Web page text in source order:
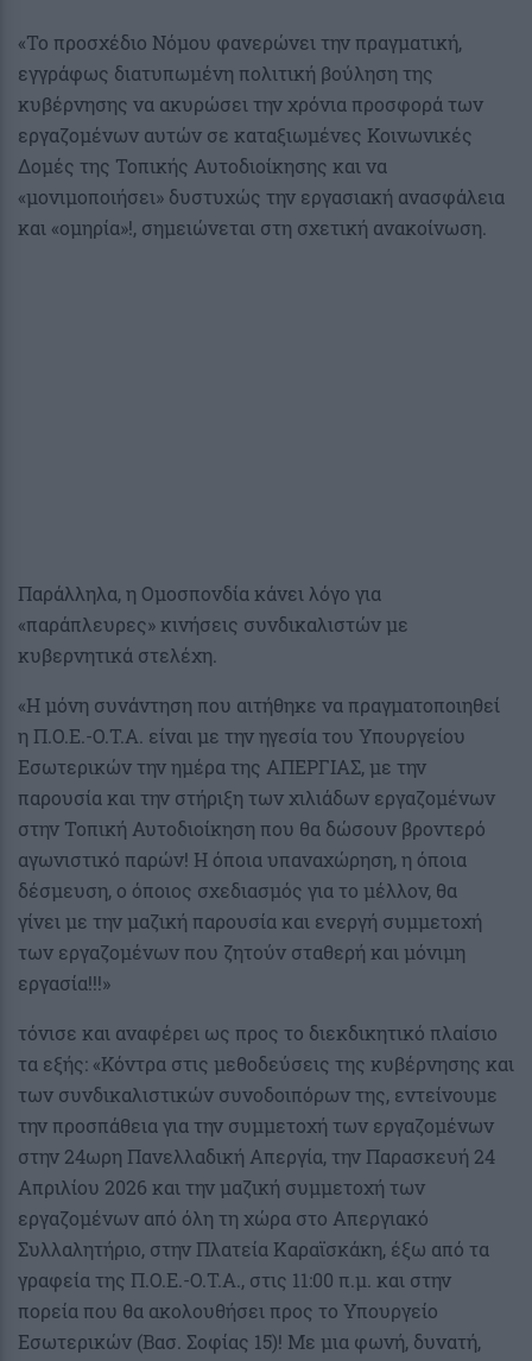
«Το προσχέδιο Νόμου φανερώνει την πραγματική,
εγγράφως διατυπωμένη πολιτική βούληση της
κυβέρνησης να ακυρώσει την χρόνια προσφορά των
εργαζομένων αυτών σε καταξιωμένες Κοινωνικές
Δομές της Τοπικής Αυτοδιοίκησης και να
«μονιμοποιήσει» δυστυχώς την εργασιακή ανασφάλεια
και «ομηρία»!, σημειώνεται στη σχετική ανακοίνωση.
Παράλληλα, η Ομοσπονδία κάνει λόγο για
«παράπλευρες» κινήσεις συνδικαλιστών με
κυβερνητικά στελέχη.
«Η μόνη συνάντηση που αιτήθηκε να πραγματοποιηθεί
η Π.Ο.Ε.-Ο.Τ.Α. είναι με την ηγεσία του Υπουργείου
Εσωτερικών την ημέρα της ΑΠΕΡΓΙΑΣ, με την
παρουσία και την στήριξη των χιλιάδων εργαζομένων
στην Τοπική Αυτοδιοίκηση που θα δώσουν βροντερό
αγωνιστικό παρών! Η όποια υπαναχώρηση, η όποια
δέσμευση, ο όποιος σχεδιασμός για το μέλλον, θα
γίνει με την μαζική παρουσία και ενεργή συμμετοχή
των εργαζομένων που ζητούν σταθερή και μόνιμη
εργασία!!!»
τόνισε και αναφέρει ως προς το διεκδικητικό πλαίσιο
τα εξής: «Κόντρα στις μεθοδεύσεις της κυβέρνησης και
των συνδικαλιστικών συνοδοιπόρων της, εντείνουμε
την προσπάθεια για την συμμετοχή των εργαζομένων
στην 24ωρη Πανελλαδική Απεργία, την Παρασκευή 24
Απριλίου 2026 και την μαζική συμμετοχή των
εργαζομένων από όλη τη χώρα στο Απεργιακό
Συλλαλητήριο, στην Πλατεία Καραϊσκάκη, έξω από τα
γραφεία της Π.Ο.Ε.-Ο.Τ.Α., στις 11:00 π.μ. και στην
πορεία που θα ακολουθήσει προς το Υπουργείο
Εσωτερικών (Βασ. Σοφίας 15)! Με μια φωνή, δυνατή,